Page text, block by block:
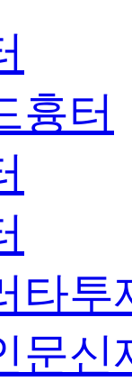
흉터
타투
문신